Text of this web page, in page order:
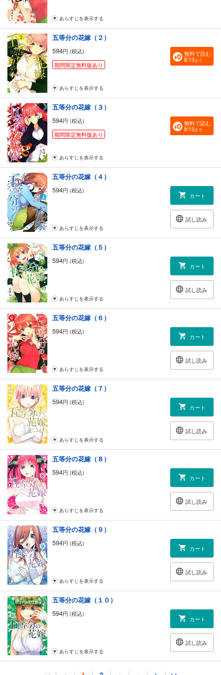
あらすじを表示する
五等分の花嫁（２）
594円 (税込)
期間限定無料版あり
無料で読む
8/13まで
あらすじを表示する
五等分の花嫁（３）
594円 (税込)
期間限定無料版あり
無料で読む
8/13まで
あらすじを表示する
五等分の花嫁（４）
594円 (税込)
カート
試し読み
あらすじを表示する
五等分の花嫁（５）
594円 (税込)
カート
試し読み
あらすじを表示する
五等分の花嫁（６）
594円 (税込)
カート
試し読み
あらすじを表示する
五等分の花嫁（７）
594円 (税込)
カート
試し読み
あらすじを表示する
五等分の花嫁（８）
594円 (税込)
カート
試し読み
あらすじを表示する
五等分の花嫁（９）
594円 (税込)
カート
試し読み
あらすじを表示する
五等分の花嫁（１０）
594円 (税込)
カート
試し読み
あらすじを表示する
五等分の花嫁（１１）